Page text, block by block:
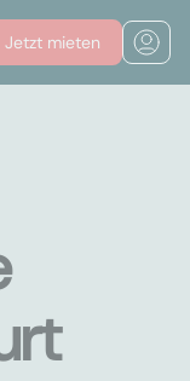
Jetzt mieten